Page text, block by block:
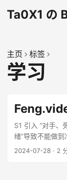
Ta0X1 の
主页 标签
学习
S1 引入 “对手、
绪”导致不能做
这么做吗，我以
2024-07-28 · 2